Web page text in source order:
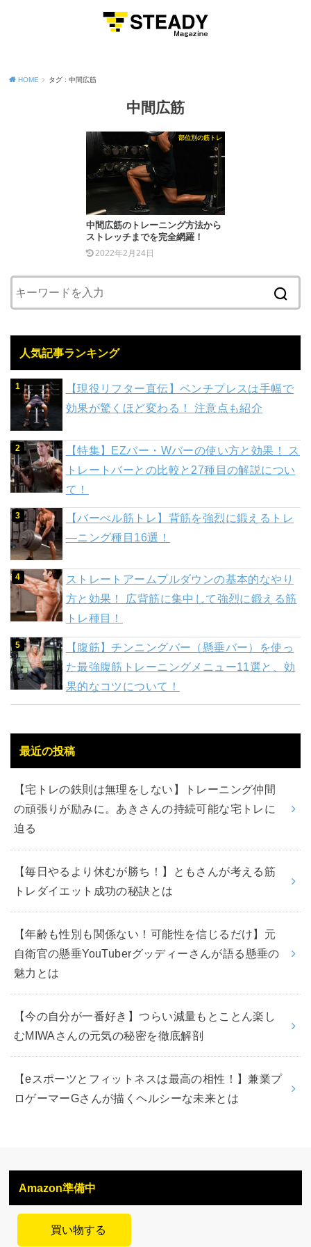
HOME タグ : 中間広筋
中間広筋
部位別の筋トレ
中間広筋のトレーニング方法から
ストレッチまでを完全網羅！
2022年2月24日
人気記事ランキング
【現役リフター直伝】ベンチプレスは手幅で
効果が驚くほど変わる！ 注意点も紹介
【特集】EZバー・Wバーの使い方と効果！ ス
トレートバーとの比較と27種目の解説につい
て！
【バーべル筋トレ】背筋を強烈に鍛えるトレ
―ニング種目16選！
ストレートアームプルダウンの基本的なやり
方と効果！ 広背筋に集中して強烈に鍛える筋
トレ種目！
【腹筋】チンニングバー（懸垂バー）を使っ
た最強腹筋トレーニングメニュー11選と、効
果的なコツについて！
最近の投稿
【宅トレの鉄則は無理をしない】トレーニング仲間
の頑張りが励みに。あきさんの持続可能な宅トレに
迫る
【毎日やるより休むが勝ち！】ともさんが考える筋
トレダイエット成功の秘訣とは
【年齢も性別も関係ない！可能性を信じるだけ】元
自衛官の懸垂YouTuberグッディーさんが語る懸垂の
魅力とは
【今の自分が一番好き】つらい減量もとことん楽し
むMIWAさんの元気の秘密を徹底解剖
【eスポーツとフィットネスは最高の相性！】兼業プ
ロゲーマーGさんが描くヘルシーな未来とは
Amazon準備中
買い物する